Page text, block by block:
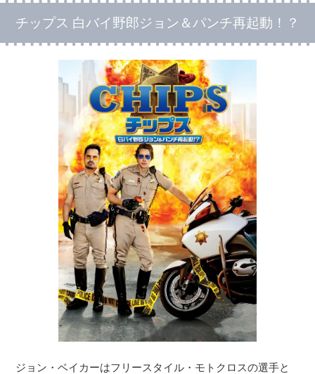
チップス 白バイ野郎ジョン＆パンチ再起動！？
ジョン・ベイカーはフリースタイル・モトクロスの選手と